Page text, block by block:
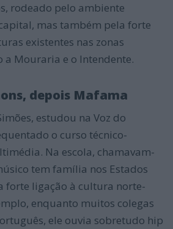
rodeado pelo ambiente
mas também pela forte
existentes nas zonas
a Mouraria e o Intendente.
depois Mafama
estudou na Voz do
o curso técnico-
Na escola, chamavam-
tem família nos Estados
forte ligação à cultura norte-
enquanto muitos colegas
ele ouvia sobretudo hip